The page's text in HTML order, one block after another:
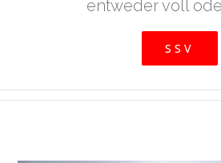
entweder voll
SSV